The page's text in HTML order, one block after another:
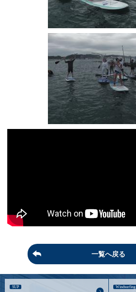
一覧へ戻る
SUP Windsurfing